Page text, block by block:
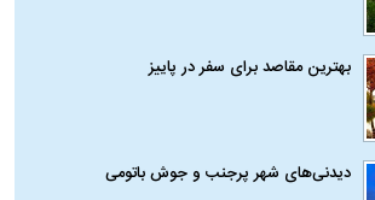
بهترین مقاصد برای سفر در پاییز
دیدنی‌های شهر پرجنب و جوش باتومی